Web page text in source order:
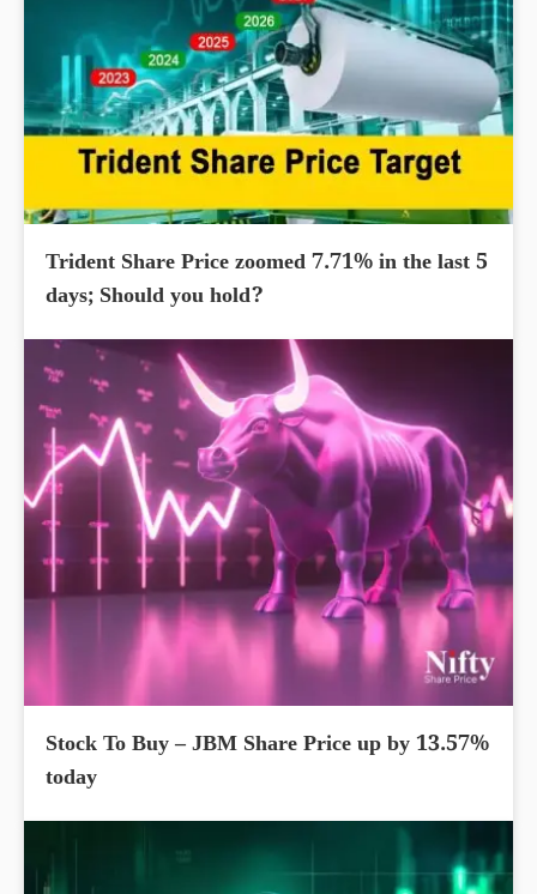
Trident Share Price zoomed 7.71% in the last 5
days; Should you hold?
Stock To Buy – JBM Share Price up by 13.57%
today